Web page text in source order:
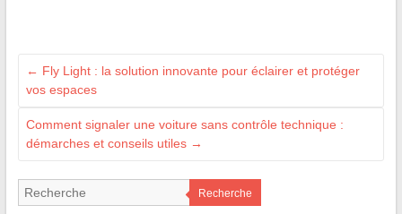
← Fly Light : la solution innovante pour éclairer et protéger
vos espaces
Comment signaler une voiture sans contrôle technique :
démarches et conseils utiles →
Recherche